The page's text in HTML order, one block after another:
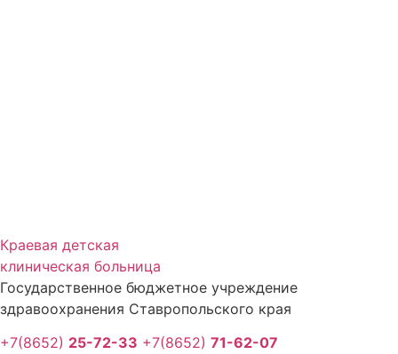
Краевая детская
клиническая больница
Государственное бюджетное учреждение
здравоохранения Ставропольского края
+7(8652) 25-72-33 +7(8652) 71-62-07